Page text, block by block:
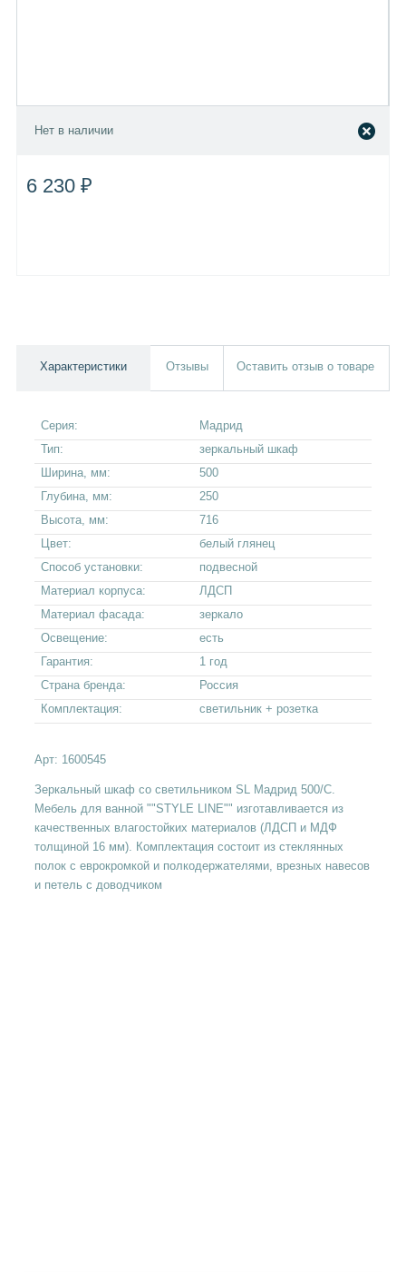
Нет в наличии
6 230 ₽
Характеристики Отзывы Оставить отзыв о товаре
Серия:
Мадрид
Тип:
зеркальный шкаф
Ширина, мм:
500
Глубина, мм:
250
Высота, мм:
716
Цвет:
белый глянец
Способ установки:
подвесной
Материал корпуса:
ЛДСП
Материал фасада:
зеркало
Освещение:
есть
Гарантия:
1 год
Страна бренда:
Россия
Комплектация:
светильник + розетка
Арт: 1600545
Зеркальный шкаф со светильником SL Мадрид 500/С.
Мебель для ванной ""STYLE LINE"" изготавливается из
качественных влагостойких материалов (ЛДСП и МДФ
толщиной 16 мм). Комплектация состоит из стеклянных
полок с еврокромкой и полкодержателями, врезных навесов
и петель с доводчиком